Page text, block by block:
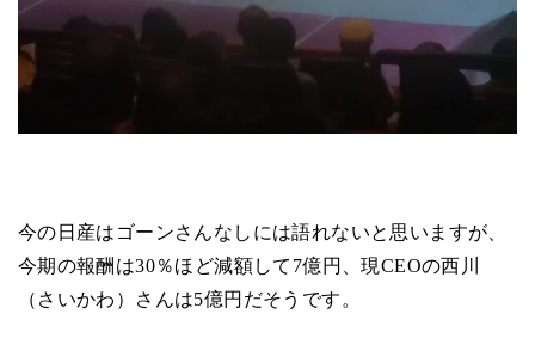
今の日産はゴーンさんなしには語れないと思いますが、
今期の報酬は30％ほど減額して7億円、現CEOの西川
（さいかわ）さんは5億円だそうです。